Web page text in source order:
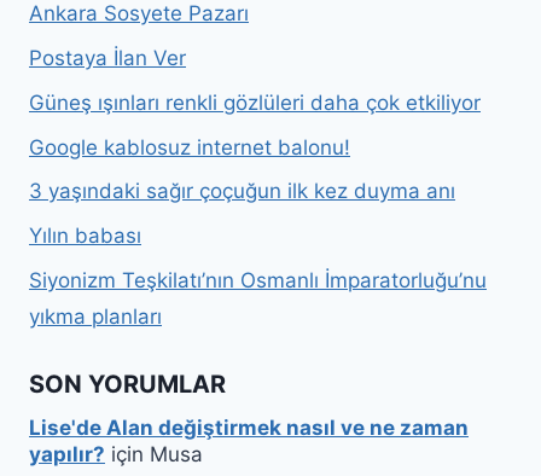
Ankara Sosyete Pazarı
Postaya İlan Ver
Güneş ışınları renkli gözlüleri daha çok etkiliyor
Google kablosuz internet balonu!
3 yaşındaki sağır çoçuğun ilk kez duyma anı
Yılın babası
Siyonizm Teşkilatı’nın Osmanlı İmparatorluğu’nu
yıkma planları
SON YORUMLAR
Lise'de Alan değiştirmek nasıl ve ne zaman
yapılır? için Musa